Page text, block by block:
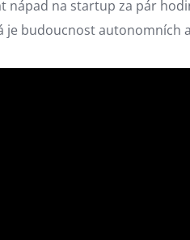
nápad na startup za pár
je budoucnost